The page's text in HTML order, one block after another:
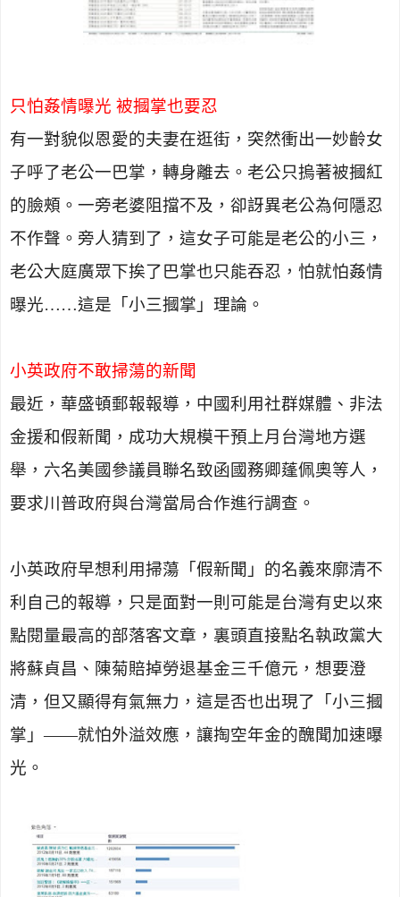
只怕姦情曝光 被摑掌也要忍
有一對貌似恩愛的夫妻在逛街，突然衝出一妙齡女
子呼了老公一巴掌，轉身離去。老公只摀著被摑紅
的臉頰。一旁老婆阻擋不及，卻訝異老公為何隱忍
不作聲。旁人猜到了，這女子可能是老公的小三，
老公大庭廣眾下挨了巴掌也只能吞忍，怕就怕姦情
曝光……這是「小三摑掌」理論。
小英政府不敢掃蕩的新聞
最近，華盛頓郵報報導，中國利用社群媒體、非法
金援和假新聞，成功大規模干預上月台灣地方選
舉，六名美國參議員聯名致函國務卿蓬佩奧等人，
要求川普政府與台灣當局合作進行調查。
小英政府早想利用掃蕩「假新聞」的名義來廓清不
利自己的報導，只是面對一則可能是台灣有史以來
點閱量最高的部落客文章，裏頭直接點名執政黨大
將蘇貞昌、陳菊賠掉勞退基金三千億元，想要澄
清，但又顯得有氣無力，這是否也出現了「小三摑
掌」——就怕外溢效應，讓掏空年金的醜聞加速曝
光。